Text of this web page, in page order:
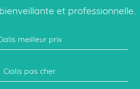
et professionnelle.
meilleur prix
Cialis pas cher